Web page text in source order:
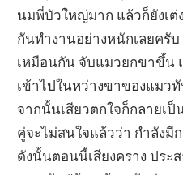
นมพี่บัวใหญ่มาก แล้วก็ยังเ
กันทำงานอย่างหนักเลยครั
เหมือนกัน จับแมวยกขาขึ้น
เข้าไปในหว่างขาของแมว
จากนั้นเสียวตกใจก็กลายเป็
คู่จะไม่สนใจแล้วว่า กำลังมี
ดังนั้นตอนนี้เสียงคราง ประ